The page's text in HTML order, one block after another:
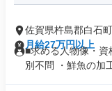
佐賀県杵島郡白石
月給27万円以上
■求める人物像・
別不問 ・鮮魚の加